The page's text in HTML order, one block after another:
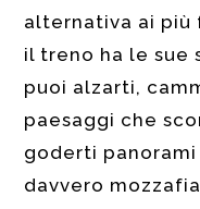
alternativa ai più
il treno ha le
puoi alzarti,
paesaggi che
goderti
davvero